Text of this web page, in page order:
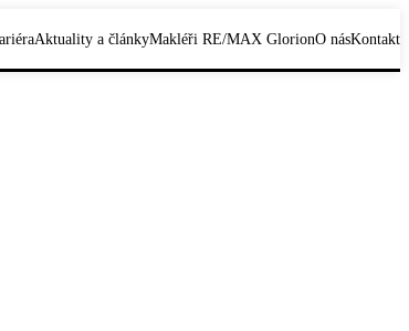
Aktuality a článkyMakléři RE/MAX GlorionO násKontakt